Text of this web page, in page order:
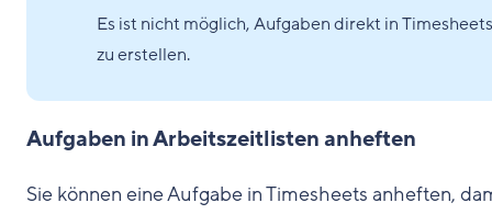
Es ist nicht möglich, Aufgaben direkt in Timesheets
zu erstellen.
Aufgaben in Arbeitszeitlisten anheften
Sie können eine Aufgabe in Timesheets anheften,